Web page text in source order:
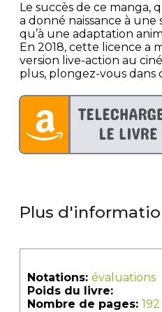
Le succès de ce manga,
a donné naissance à
qu’à une adaptation
En 2018, cette licence a
version live-action au
plus, plongez-vous dans
Plus
Notations: évaluations
Poids du livre:
Nombre de pages: